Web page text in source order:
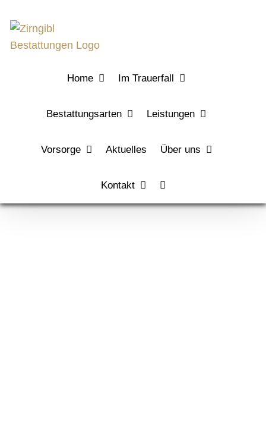
Inhalt
springen
Home Im Trauerfall
Bestattungsarten Leistungen
Vorsorge Aktuelles Über uns
Kontakt